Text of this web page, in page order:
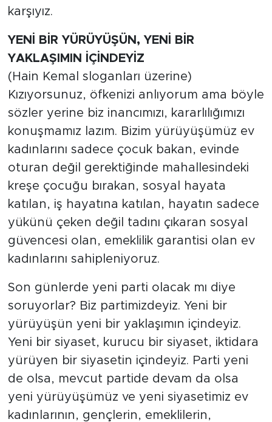
karşıyız.
YENİ BİR YÜRÜYÜŞÜN, YENİ BİR
YAKLAŞIMIN İÇİNDEYİZ
(Hain Kemal sloganları üzerine)
Kızıyorsunuz, öfkenizi anlıyorum ama böyle
sözler yerine biz inancımızı, kararlılığımızı
konuşmamız lazım. Bizim yürüyüşümüz ev
kadınlarını sadece çocuk bakan, evinde
oturan değil gerektiğinde mahallesindeki
kreşe çocuğu bırakan, sosyal hayata
katılan, iş hayatına katılan, hayatın sadece
yükünü çeken değil tadını çıkaran sosyal
güvencesi olan, emeklilik garantisi olan ev
kadınlarını sahipleniyoruz.
Son günlerde yeni parti olacak mı diye
soruyorlar? Biz partimizdeyiz. Yeni bir
yürüyüşün yeni bir yaklaşımın içindeyiz.
Yeni bir siyaset, kurucu bir siyaset, iktidara
yürüyen bir siyasetin içindeyiz. Parti yeni
de olsa, mevcut partide devam da olsa
yeni yürüyüşümüz ve yeni siyasetimiz ev
kadınlarının, gençlerin, emeklilerin,